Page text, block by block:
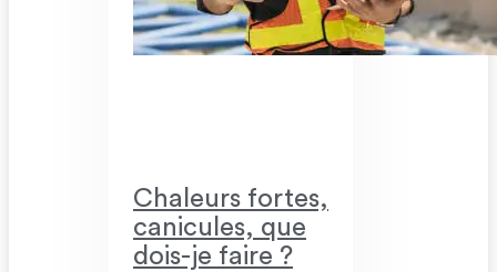
Chaleurs fortes,
canicules, que
dois-je faire ?